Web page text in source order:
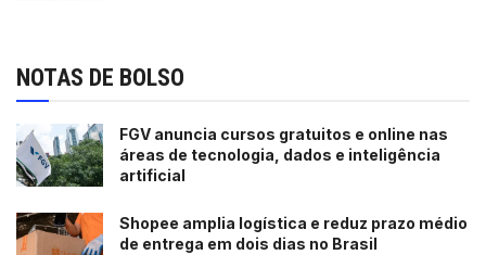
NOTAS DE BOLSO
FGV anuncia cursos gratuitos e online nas
áreas de tecnologia, dados e inteligência
artificial
Shopee amplia logística e reduz prazo médio
de entrega em dois dias no Brasil